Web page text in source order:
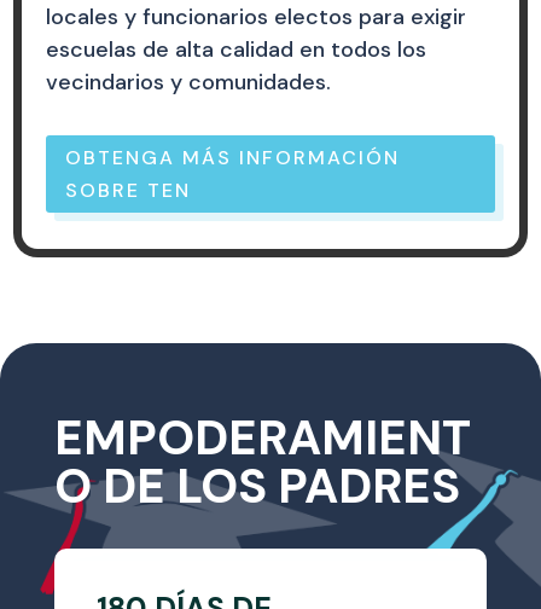
locales y funcionarios electos para exigir
escuelas de alta calidad en todos los
vecindarios y comunidades.
OBTENGA MÁS INFORMACIÓN
SOBRE TEN
EMPODERAMIENT
O DE LOS PADRES